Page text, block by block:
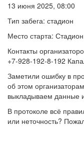
13 июня 2025, 08:00
Тип забега: стадион
Место старта:
Контакты
+7-928-192-8-192
Заметили ошибку в
об этом
выкладываем данные
В протоколе всё
или неточность?